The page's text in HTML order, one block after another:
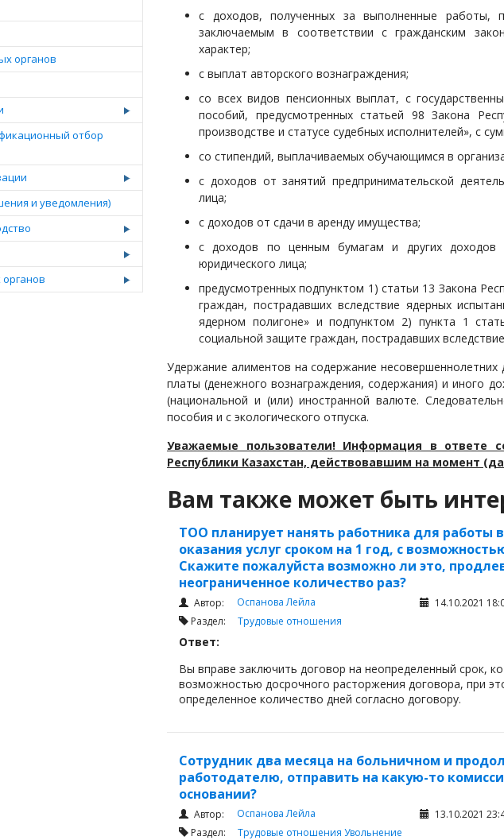
органов
отбор
и уведомления)
с доходов, полученных за выполненные работы,
заключаемым в соответствии с гражданским
характер;
с выплат авторского вознаграждения;
со всех видов пенсионных выплат, с
пособий, предусмотренных статьей 98 Закона
производстве и статусе судебных исполнителей», с
со стипендий, выплачиваемых обучающимся в
с доходов от занятий предпринимательской
лица;
с доходов от сдачи в аренду имущества;
с доходов по ценным бумагам и других доходов
юридического лица;
предусмотренных подпунктом 1) статьи 13 Закона
граждан, пострадавших вследствие ядерных
ядерном полигоне» и подпунктом 2) пункта 1
социальной защите граждан, пострадавших
Удержание алиментов на содержание несовершеннолетних
платы (денежного вознаграждения, содержания) и иного
(национальной и (или) иностранной валюте.
пособия и с экологического отпуска.
Уважаемые пользователи! Информация в ответе
Республики Казахстан, действовавшим на момент
Вам также может быть
ТОО планирует нанять работника для работы
оказания услуг сроком на 1 год, с
Скажите пожалуйста возможно ли это,
неограниченное количество раз?
Автор: Оспанова Лейла 14.10.2021
Раздел: Трудовые отношения
Ответ:
Вы вправе заключить договор на неопределенный срок,
возможностью досрочного расторжения договора, при
определенное количество дней согласно договору.
Согласно статьи 386 ГК РК договор вступает в силу и
его заключения. Если законодательством или договором
окончание этого срока влечет прекращение
Договор, в котором отсутствует указание на срок его
определенного в нем момента окончания исполнения
Сотрудник два месяца на больничном и
работодателю, отправить на какую-то
основании?
Автор: Оспанова Лейла 13.10.2021
Раздел: Трудовые отношения Увольнение